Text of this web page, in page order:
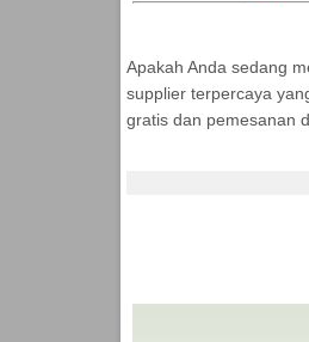
Apakah Anda sedang
supplier terpercaya
gratis dan pemesanan